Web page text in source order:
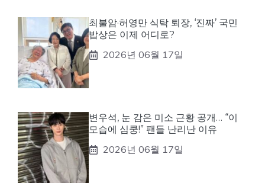
최불암·허영만 식탁 퇴장, ‘진짜’ 국민
밥상은 이제 어디로?
2026년 06월 17일
변우석, 눈 감은 미소 근황 공개… “이
모습에 심쿵!” 팬들 난리난 이유
2026년 06월 17일